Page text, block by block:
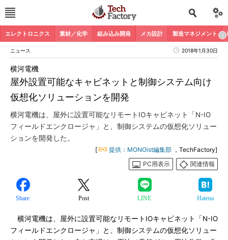
エレクトロニクス 素材／化学 組み込み開発 メカ設計 製造マネジメント
ニュース 2018年1月30日
屋外設置可能なキャビネットと制御システム向け
仮想化ソリューションを開発
横河電機
横河電機は、屋外に設置可能なリモートIOキャビネット「N-IO
フィールドエンクロージャ」と、制御システムの仮想化ソリュー
ションを開発した。
[ 提供：MONOist編集部 ，TechFactory]
PC用表示
関連情報
Share Post LINE Hatena
横河電機は、屋外に設置可能なリモートIOキャビネット「N-IO
フィールドエンクロージャ」と、制御システムの仮想化ソリュー